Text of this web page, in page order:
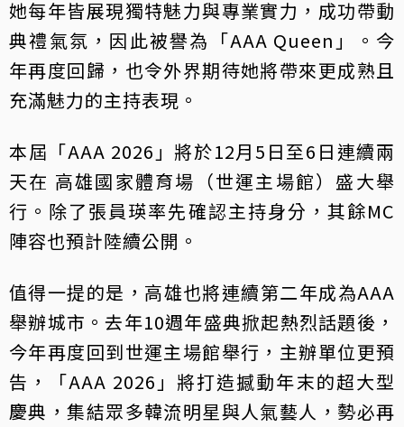
她每年皆展現獨特魅力與專業實力，成功帶動
典禮氣氛，因此被譽為「AAA Queen」。今
年再度回歸，也令外界期待她將帶來更成熟且
充滿魅力的主持表現。
本屆「AAA 2026」將於12月5日至6日連續兩
天在 高雄國家體育場（世運主場館）盛大舉
行。除了張員瑛率先確認主持身分，其餘MC
陣容也預計陸續公開。
值得一提的是，高雄也將連續第二年成為AAA
舉辦城市。去年10週年盛典掀起熱烈話題後，
今年再度回到世運主場館舉行，主辦單位更預
告，「AAA 2026」將打造撼動年末的超大型
慶典，集結眾多韓流明星與人氣藝人，勢必再